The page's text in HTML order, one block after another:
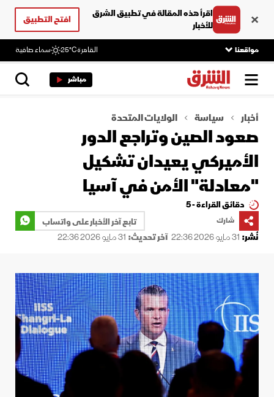
اقرأ هذه المقالة في تطبيق الشرق
للأخبار
افتح التطبيق
مواقعنا القاهرة25°C سماء صافية
مباشر
أخبار سياسة الولايات المتحدة
صعود الصين وتراجع الدور
الأميركي يعيدان تشكيل
"معادلة" الأمن في آسيا
دقائق القراءة - 5
شارك
تابع آخر الأخبار على واتساب
نُشر: 31 مايو 2026 22:36 آخر تحديث: 31 مايو 2026 22:36